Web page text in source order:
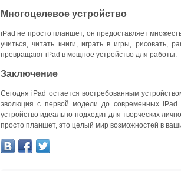
Многоцелевое устройство
iPad не просто планшет, он предоставляет
учиться, читать книги, играть в игры, рисовать,
превращают iPad в мощное устройство для работы.
Заключение
Сегодня iPad остается востребованным
эволюция с первой модели до современных
устройство идеально подходит для творческих
просто планшет, это целый мир возможностей в